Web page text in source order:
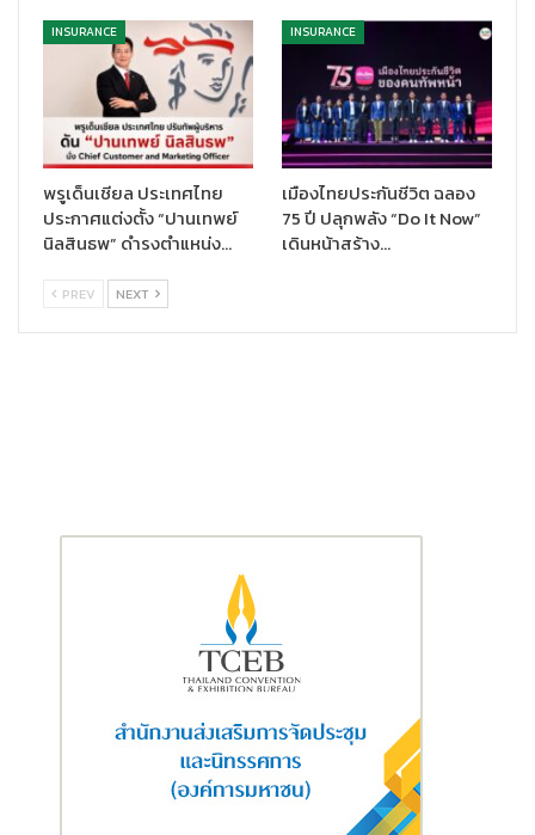
จะเริ่มคุ้มครองตั้งแต่ 25 ธันวาคม – 25 มกราคม 2568
อย่างไรก็ตาม ประกันภัยไทยวิวัฒน์ในฐานะบริษัทประกันวินาศภัยไทย
พร้อมส่งเสริมขับขี่ปลอดภัยช่วงเทศกาล และสนับสนุนให้ประชาชน
คนไทยมีหลักประกันที่มั่นคงเพื่อป้องกันความเสี่ยงต่อชีวิตและ
ทรัพย์สิน โดยผู้ขับขี่ควรเตรียมความพร้อมก่อนการเดินทางทุกครั้ง
และพักผ่อนให้เพียงพอ รวมถึงปฏิบัติตามกฎจราจรอย่างเคร่งครัด
เพื่อลดความเสี่ยงในการเกิดอุบัติเหตุบนถนน ติดตามข่าวสารและ
โปรโมชันสุดคุ้ม ผ่านทุกช่องทาง Official ของประกันภัยไทยวิวัฒน์
www.thaivivat.co.th, https://www.facebook.com/thaivivat
และ LINE Official Account “THAIVIVAT INSURANCE”, หรือโทร.
INSURANCE
พรูเด็นเชียล ประเทศไทย
ประกาศแต่งตั้ง “ปานเทพย์
นิลสินธพ” ดำรงตำแหน่ง…
INSURANCE
เมืองไทยประกันชีวิต ฉลอง
75 ปี ปลุกพลัง “Do It Now”
เดินหน้าสร้าง…
PREV NEXT